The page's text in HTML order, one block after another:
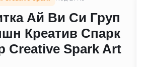
Ай Ви Си Груп
Креатив Спарк
Creative Spark Art